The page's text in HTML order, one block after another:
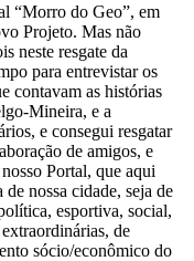
“Morro do Geo”, em
Projeto. Mas não
neste resgate da
para entrevistar os
contavam as histórias
Mineira, e a
e consegui resgatar
de amigos, e
Portal, que aqui
nossa cidade, seja de
esportiva, social,
de
sócio/econômico do